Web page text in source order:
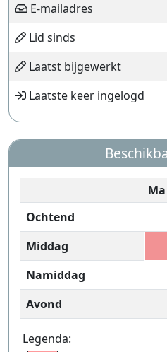
E-mailadres
Lid sinds
Laatst bijgewerkt
Laatste keer ingelogd
Ma
Ochtend
Middag
Namiddag
Avond
Legenda: